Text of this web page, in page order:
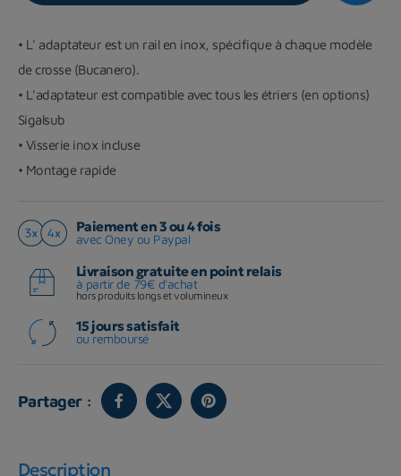
• L' adaptateur est un rail en inox, spécifique à chaque modèle
de crosse (Bucanero).
• L'adaptateur est compatible avec tous les étriers (en options)
Sigalsub
• Visserie inox incluse
• Montage rapide
Paiement en 3 ou 4 fois
avec Oney ou Paypal
Livraison gratuite en point relais
à partir de 79€ d'achat
hors produits longs et volumineux
15 jours satisfait
ou remboursé
Partager :
Description